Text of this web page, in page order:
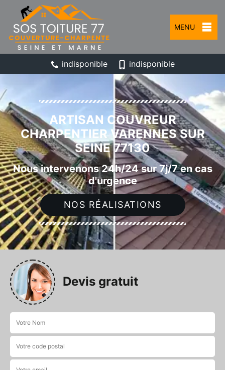
MENU
indisponible indisponible
ARTISAN COUVREUR
CHARPENTIER VARENNES SUR
SEINE 77130
Nous intervenons 24h/24 sur 7j/7 en cas
d'urgence
NOS RÉALISATIONS
Devis gratuit